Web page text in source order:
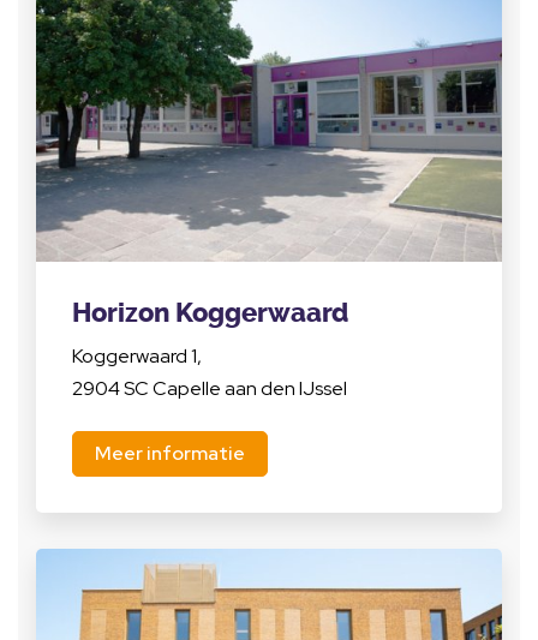
Horizon Koggerwaard
Koggerwaard 1,
2904 SC Capelle aan den IJssel
Meer informatie